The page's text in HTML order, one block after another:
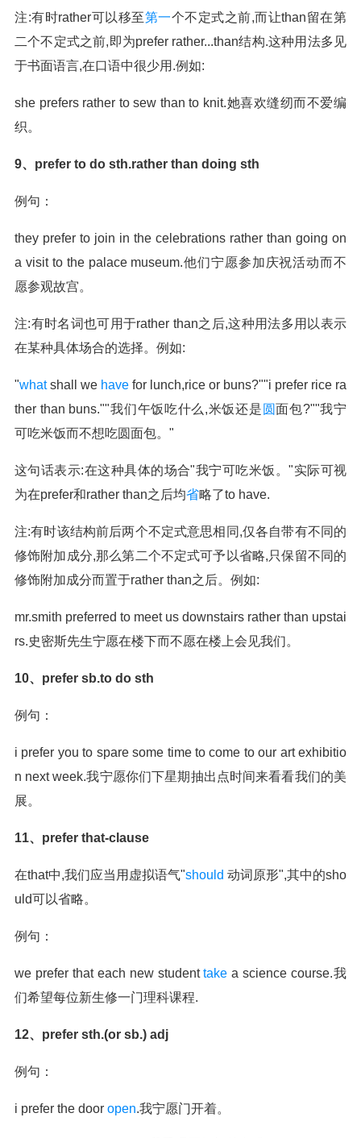
注:有时rather可以移至第一个不定式之前,而让than留在第
二个不定式之前,即为prefer rather...than结构.这种用法多见
于书面语言,在口语中很少用.例如:
she prefers rather to sew than to knit.她喜欢缝纫而不爱编
织。
9、prefer to do sth.rather than doing sth
例句：
they prefer to join in the celebrations rather than going on
a visit to the palace museum.他们宁愿参加庆祝活动而不
愿参观故宫。
注:有时名词也可用于rather than之后,这种用法多用以表示
在某种具体场合的选择。例如:
"whatshall we have for lunch,rice or buns?""i prefer rice ra
ther than buns.""我们午饭吃什么,米饭还是 圆面包?""我宁
可吃米饭而不想吃圆面包。"
这句话表示:在这种具体的场合"我宁可吃米饭。"实际可视
为在prefer和rather than之后均省略了to have.
注:有时该结构前后两个不定式意思相同,仅各自带有不同的
修饰附加成分,那么第二个不定式可予以省略,只保留不同的
修饰附加成分而置于rather than之后。例如:
mr.smith preferred to meet us downstairs rather than upstai
rs.史密斯先生宁愿在楼下而不愿在楼上会见我们。
10、prefer sb.to do sth
例句：
i prefer you to spare some time to come to our art exhibitio
n next week.我宁愿你们下星期抽出点时间来看看我们的美
展。
11、prefer that-clause
在that中,我们应当用虚拟语气"should 动词原形",其中的sho
uld可以省略。
例句：
we prefer that each new studenttake a science course.我
们希望每位新生修一门理科课程.
12、prefer sth.(or sb.) adj
例句：
i prefer the door open.我宁愿门开着。